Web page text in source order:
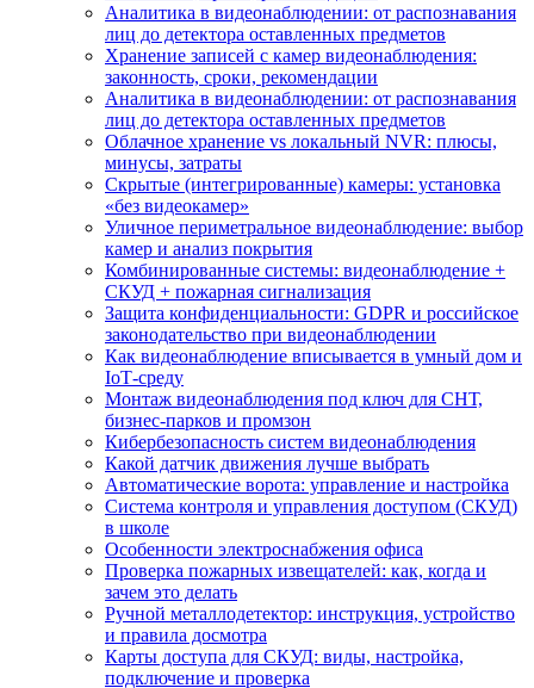
Аналитика в видеонаблюдении: от распознавания
лиц до детектора оставленных предметов
Хранение записей с камер видеонаблюдения:
законность, сроки, рекомендации
Аналитика в видеонаблюдении: от распознавания
лиц до детектора оставленных предметов
Облачное хранение vs локальный NVR: плюсы,
минусы, затраты
Скрытые (интегрированные) камеры: установка
«без видеокамер»
Уличное периметральное видеонаблюдение: выбор
камер и анализ покрытия
Комбинированные системы: видеонаблюдение +
СКУД + пожарная сигнализация
Защита конфиденциальности: GDPR и российское
законодательство при видеонаблюдении
Как видеонаблюдение вписывается в умный дом и
IoT‑среду
Монтаж видеонаблюдения под ключ для СНТ,
бизнес‑парков и промзон
Кибербезопасность систем видеонаблюдения
Какой датчик движения лучше выбрать
Автоматические ворота: управление и настройка
Система контроля и управления доступом (СКУД)
в школе
Особенности электроснабжения офиса
Проверка пожарных извещателей: как, когда и
зачем это делать
Ручной металлодетектор: инструкция, устройство
и правила досмотра
Карты доступа для СКУД: виды, настройка,
подключение и проверка